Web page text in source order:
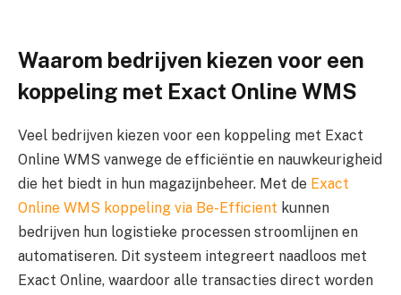
Waarom bedrijven kiezen voor een
koppeling met Exact Online WMS
Veel bedrijven kiezen voor een koppeling met Exact
Online WMS vanwege de efficiëntie en nauwkeurigheid
die het biedt in hun magazijnbeheer. Met de Exact
Online WMS koppeling via Be-Efficient kunnen
bedrijven hun logistieke processen stroomlijnen en
automatiseren. Dit systeem integreert naadloos met
Exact Online, waardoor alle transacties direct worden